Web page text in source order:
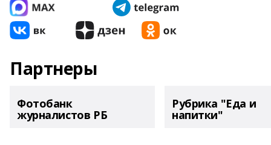
Партнеры
Фотобанк
журналистов РБ
Рубрика "Еда и
напитки"